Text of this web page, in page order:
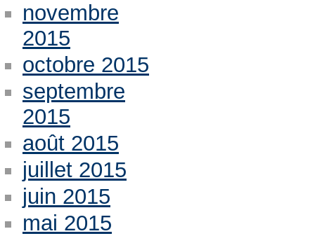
novembre
2015
octobre 2015
septembre
2015
août 2015
juillet 2015
juin 2015
mai 2015